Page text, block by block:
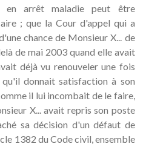
en arrêt maladie peut être
; que la Cour d'appel qui a
chance de Monsieur X... de
de mai 2003 quand elle avait
déjà vu renouveler une fois
donnait satisfaction à son
il lui incombait de le faire,
X... avait repris son poste
sa décision d'un défaut de
1382 du Code civil, ensemble